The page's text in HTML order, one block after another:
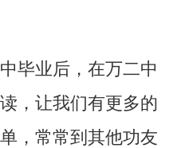
业后，在万二中
，让我们有更多的
，常常到其他功友